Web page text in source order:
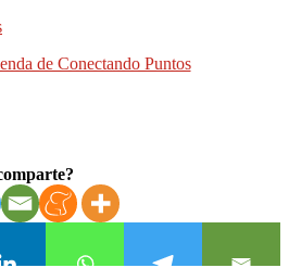
de Conectando Puntos